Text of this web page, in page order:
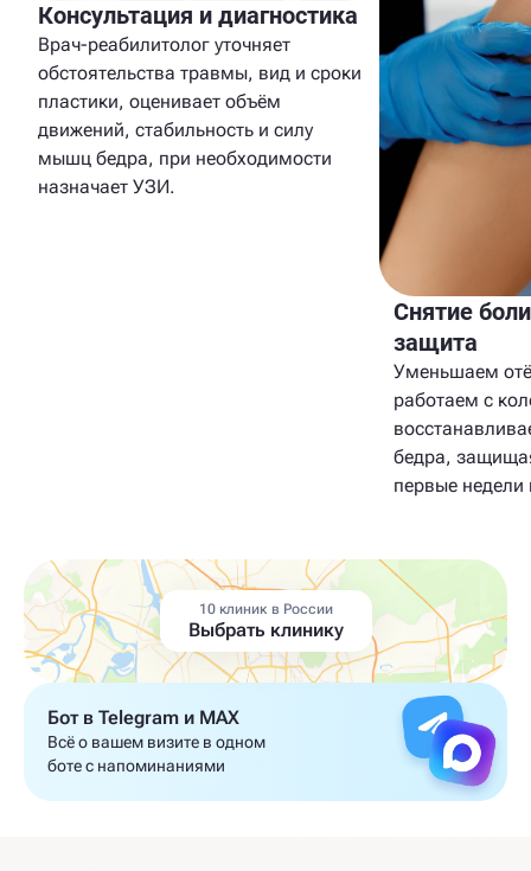
Консультация и диагностика
Врач-реабилитолог уточняет
обстоятельства травмы, вид и сроки
пластики, оценивает объём
движений, стабильность и силу
мышц бедра, при необходимости
назначает УЗИ.
Снятие
защита
Уменьшаем
работаем с
бедра,
первые недели
10 клиник в России
Выбрать клинику
Бот в Telegram и MAX
Всё о вашем визите в одном
боте с напоминаниями